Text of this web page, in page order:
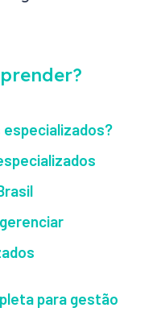
especializados?
para gestão